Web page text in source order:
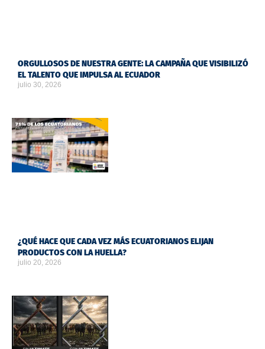
ORGULLOSOS DE NUESTRA GENTE: LA CAMPAÑA QUE VISIBILIZÓ
EL TALENTO QUE IMPULSA AL ECUADOR
julio 30, 2026
¿QUÉ HACE QUE CADA VEZ MÁS ECUATORIANOS ELIJAN
PRODUCTOS CON LA HUELLA?
julio 20, 2026